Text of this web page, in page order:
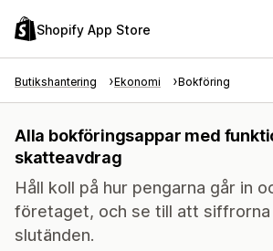
Shopify App Store
Butikshantering Ekonomi Bokföring
Alla bokföringsappar med
skatteavdrag
Håll koll på hur pengarna går in
företaget, och se till att siffrorna
slutänden.